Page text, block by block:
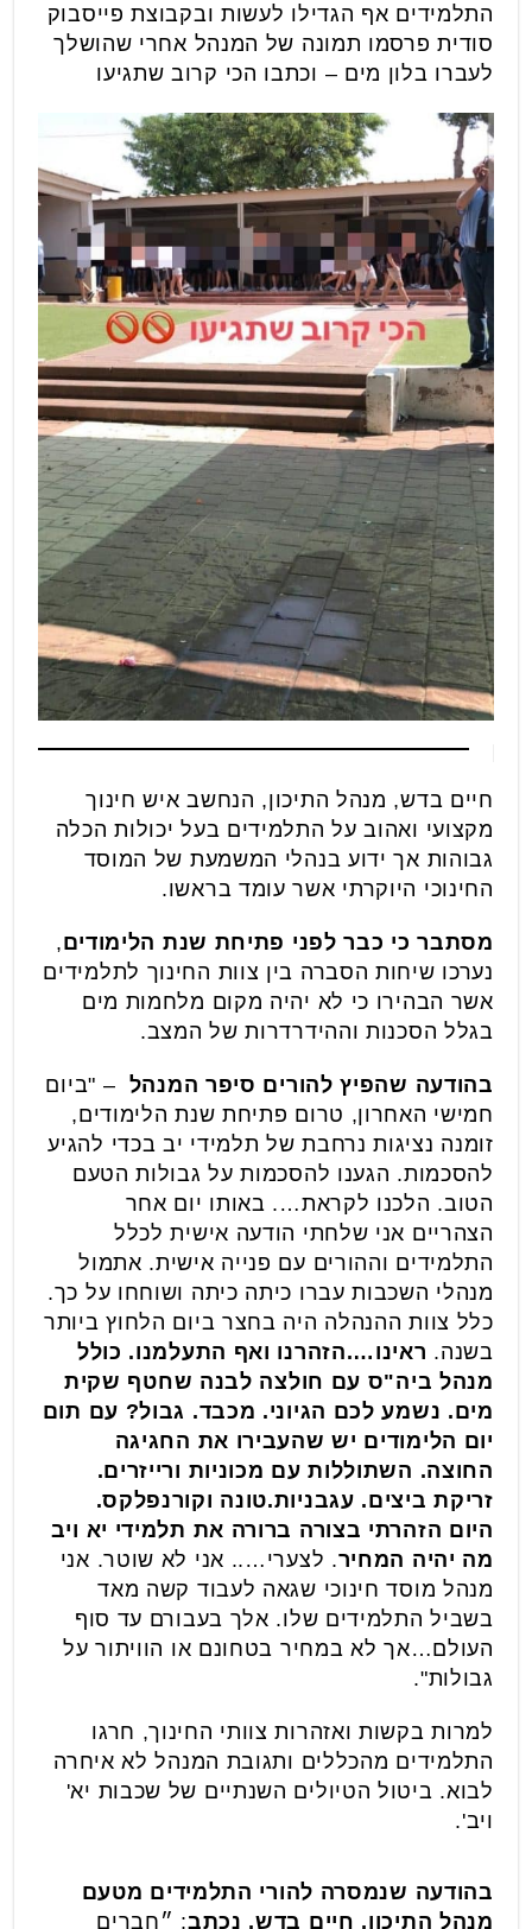
התלמידים אף הגדילו לעשות ובקבוצת פייסבוק
סודית פרסמו תמונה של המנהל אחרי שהושלך
לעברו בלון מים – וכתבו הכי קרוב שתגיעו
חיים בדש, מנהל התיכון, הנחשב איש חינוך
מקצועי ואהוב על התלמידים בעל יכולות הכלה
גבוהות אך ידוע בנהלי המשמעת של המוסד
החינוכי היוקרתי אשר עומד בראשו.
מסתבר כי כבר לפני פתיחת שנת הלימודים,
נערכו שיחות הסברה בין צוות החינוך לתלמידים
אשר הבהירו כי לא יהיה מקום מלחמות מים
בגלל הסכנות וההידרדרות של המצב.
בהודעה שהפיץ להורים סיפר המנהל – "ביום
חמישי האחרון, טרום פתיחת שנת הלימודים,
זומנה נציגות נרחבת של תלמידי יב בכדי להגיע
להסכמות. הגענו להסכמות על גבולות הטעם
הטוב. הלכנו לקראת…. באותו יום אחר
הצהריים אני שלחתי הודעה אישית לכלל
התלמידים וההורים עם פנייה אישית. אתמול
מנהלי השכבות עברו כיתה כיתה ושוחחו על כך.
כלל צוות ההנהלה היה בחצר ביום הלחוץ ביותר
בשנה. ראינו….הזהרנו ואף התעלמנו. כולל
מנהל ביה"ס עם חולצה לבנה שחטף שקית
מים. נשמע לכם הגיוני. מכבד. גבול? עם תום
יום הלימודים יש שהעבירו את החגיגה
החוצה. השתוללות עם מכוניות ורייזרים.
זריקת ביצים. עגבניות.טונה וקורנפלקס.
היום הזהרתי בצורה ברורה את תלמידי יא ויב
מה יהיה המחיר. לצערי….. אני לא שוטר. אני
מנהל מוסד חינוכי שגאה לעבוד קשה מאד
בשביל התלמידים שלו. אלך בעבורם עד סוף
העולם…אך לא במחיר בטחונם או הוויתור על
גבולות".
למרות בקשות ואזהרות צוותי החינוך, חרגו
התלמידים מהכללים ותגובת המנהל לא איחרה
לבוא. ביטול הטיולים השנתיים של שכבות יא'
ויב'.
בהודעה שנמסרה להורי התלמידים מטעם
מנהל התיכון, חיים בדש, נכתב: ״חברים